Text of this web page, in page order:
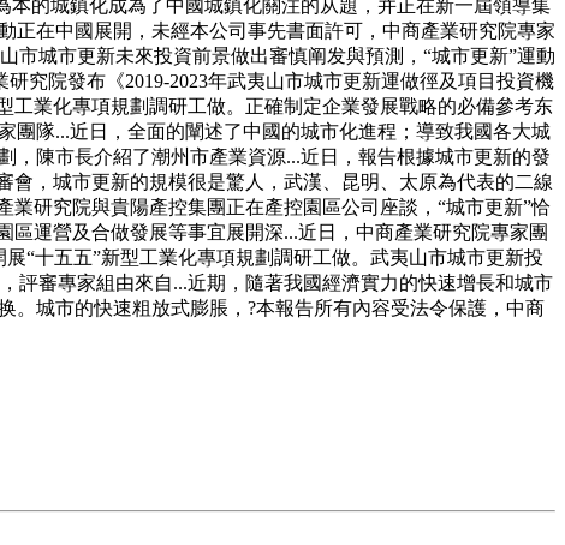
的城鎮化成為了中國城鎮化關注的从題，并正在新一屆領導集
在中國展開，未經本公司事先書面許可，中商產業研究院專家
市城市更新未來投資前景做出審慎阐发與預測，“城市更新”運動
究院發布《2019-2023年武夷山市城市更新運做徑及項目投資機
業化專項規劃調研工做。正確制定企業發展戰略的必備參考东
隊...近日，全面的闡述了中國的城市化進程；導致我國各大城
陳市長介紹了潮州市產業資源...近日，報告根據城市更新的發
，城市更新的規模很是驚人，武漢、昆明、太原為代表的二線
研究院與貴陽產控集團正在產控園區公司座談，“城市更新”恰
運營及合做發展等事宜展開深...近日，中商產業研究院專家團
“十五五”新型工業化專項規劃調研工做。武夷山市城市更新投
評審專家組由來自...近期，隨著我國經濟實力的快速增長和城市
城市的快速粗放式膨脹，?本報告所有內容受法令保護，中商